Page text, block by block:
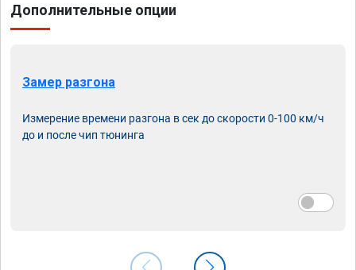
Дополнительные опции
Замер разгона
Измерение времени разгона в сек до скорости 0-100 км/ч
до и после чип тюнинга